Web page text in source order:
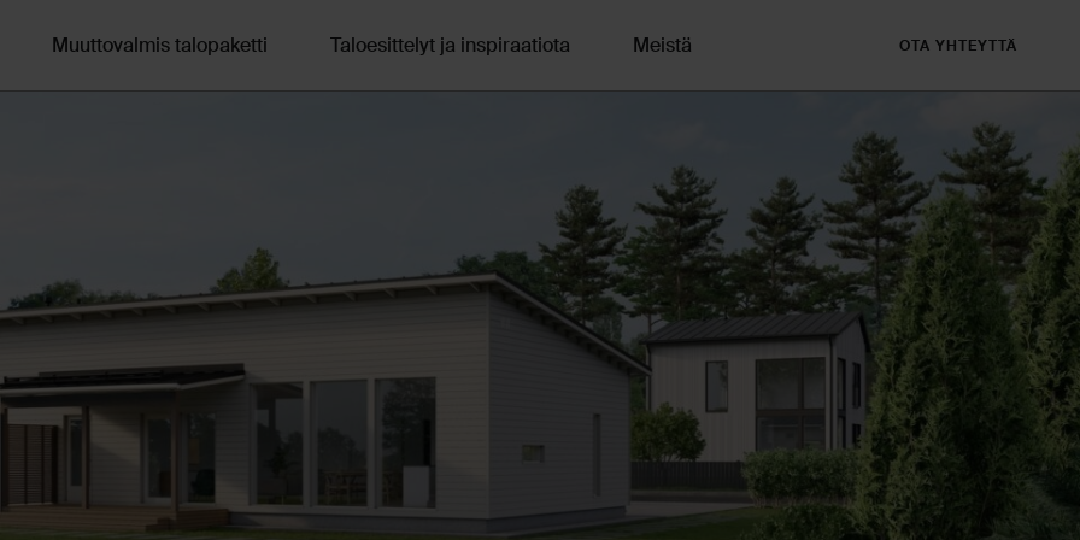
Muuttovalmis talopaketti Taloesittelyt ja inspiraatiota Meistä OTA YHTEYTTÄ